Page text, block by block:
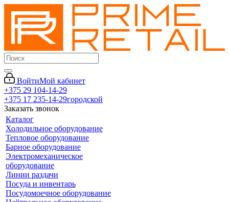
ВойтиМой кабинет
+375 29 104-14-29
+375 17 235-14-29городской
Заказать звонок
Каталог
Холодильное оборудование
Тепловое оборудование
Барное оборудование
Электромеханическое
оборудование
Линии раздачи
Посуда и инвентарь
Посудомоечное оборудование